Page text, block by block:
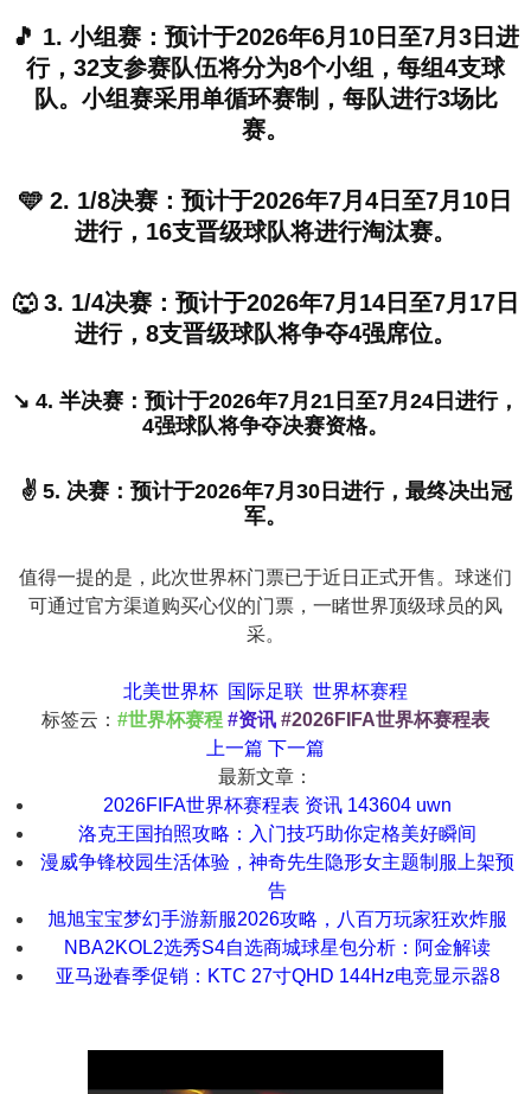
🎵 1. 小组赛：预计于2026年6月10日至7月3日进
行，32支参赛队伍将分为8个小组，每组4支球
队。小组赛采用单循环赛制，每队进行3场比
赛。
🩵 2. 1/8决赛：预计于2026年7月4日至7月10日
进行，16支晋级球队将进行淘汰赛。
🐺 3. 1/4决赛：预计于2026年7月14日至7月17日
进行，8支晋级球队将争夺4强席位。
↘️ 4. 半决赛：预计于2026年7月21日至7月24日进行，
4强球队将争夺决赛资格。
✌️ 5. 决赛：预计于2026年7月30日进行，最终决出冠
军。
值得一提的是，此次世界杯门票已于近日正式开售。球迷们
可通过官方渠道购买心仪的门票，一睹世界顶级球员的风
采。
北美世界杯 国际足联 世界杯赛程
标签云： #世界杯赛程 #资讯 #2026FIFA世界杯赛程表
上一篇 下一篇
最新文章：
2026FIFA世界杯赛程表 资讯 143604 uwn
洛克王国拍照攻略：入门技巧助你定格美好瞬间
漫威争锋校园生活体验，神奇先生隐形女主题制服上架预
告
旭旭宝宝梦幻手游新服2026攻略，八百万玩家狂欢炸服
NBA2KOL2选秀S4自选商城球星包分析：阿金解读
亚马逊春季促销：KTC 27寸QHD 144Hz电竞显示器8